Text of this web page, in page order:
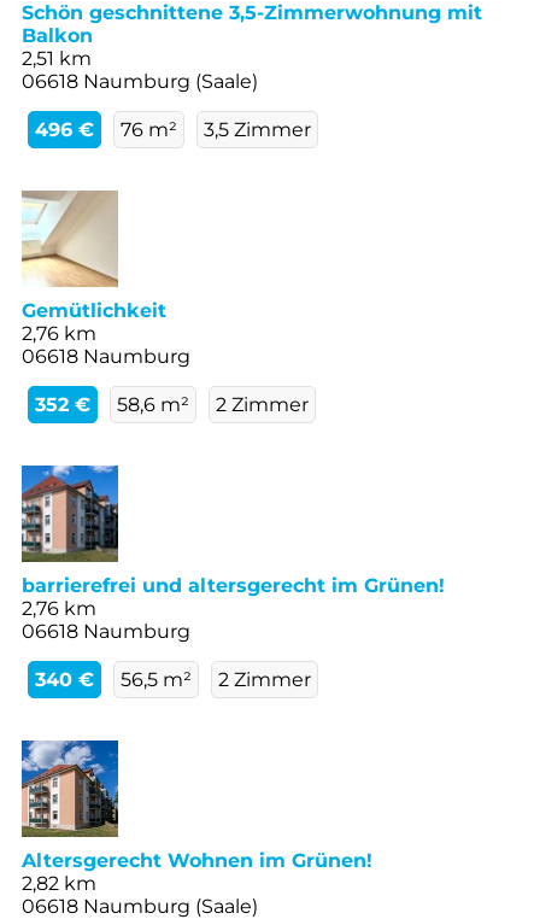
Schön geschnittene 3,5-Zimmerwohnung mit
Balkon
2,51 km
06618 Naumburg (Saale)
496 € 76 m² 3,5 Zimmer
Gemütlichkeit
2,76 km
06618 Naumburg
352 € 58,6 m² 2 Zimmer
barrierefrei und altersgerecht im Grünen!
2,76 km
06618 Naumburg
340 € 56,5 m² 2 Zimmer
Altersgerecht Wohnen im Grünen!
2,82 km
06618 Naumburg (Saale)